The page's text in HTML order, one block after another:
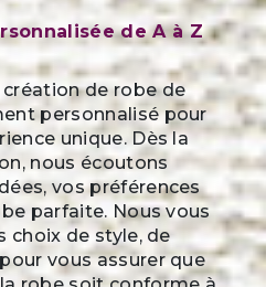
de A à Z
de robe de
personnalisé pour
unique. Dès la
nous écoutons
vos préférences
parfaite. Nous vous
choix de style, de
vous assurer que